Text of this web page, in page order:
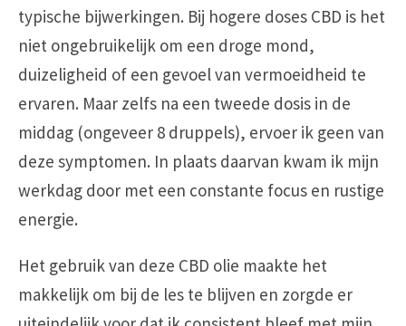
typische bijwerkingen. Bij hogere doses CBD is het
niet ongebruikelijk om een droge mond,
duizeligheid of een gevoel van vermoeidheid te
ervaren. Maar zelfs na een tweede dosis in de
middag (ongeveer 8 druppels), ervoer ik geen van
deze symptomen. In plaats daarvan kwam ik mijn
werkdag door met een constante focus en rustige
energie.
Het gebruik van deze CBD olie maakte het
makkelijk om bij de les te blijven en zorgde er